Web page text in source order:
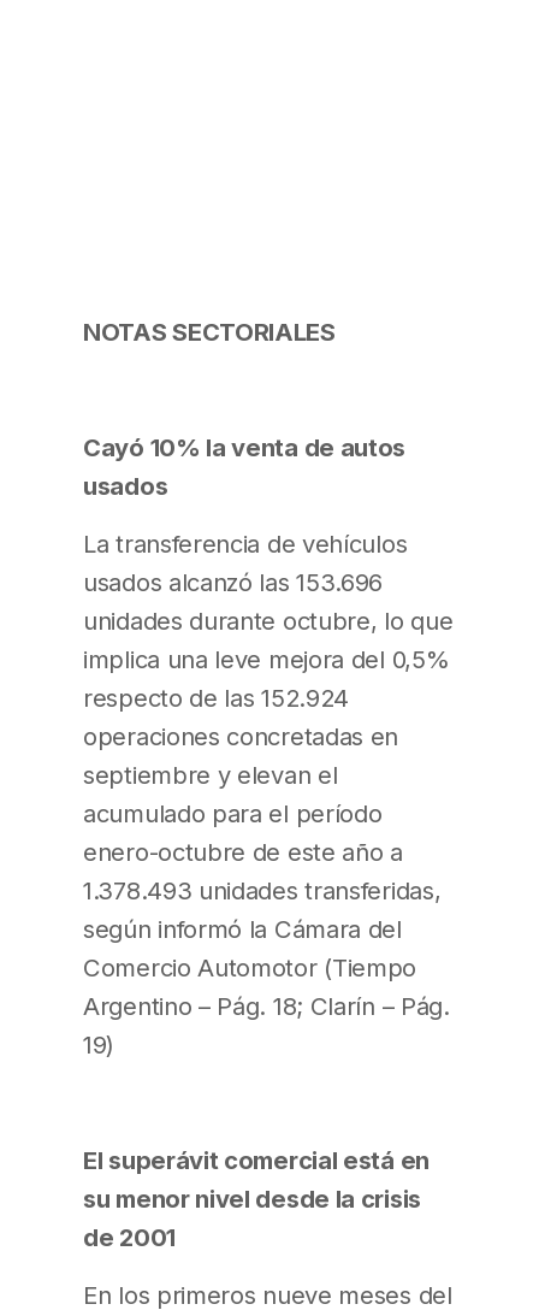
NOTAS SECTORIALES
Cayó 10% la venta de autos
usados
La transferencia de vehículos
usados alcanzó las 153.696
unidades durante octubre, lo que
implica una leve mejora del 0,5%
respecto de las 152.924
operaciones concretadas en
septiembre y elevan el
acumulado para el período
enero-octubre de este año a
1.378.493 unidades transferidas,
según informó la Cámara del
Comercio Automotor (Tiempo
Argentino – Pág. 18; Clarín – Pág.
19)
El superávit comercial está en
su menor nivel desde la crisis
de 2001
En los primeros nueve meses del